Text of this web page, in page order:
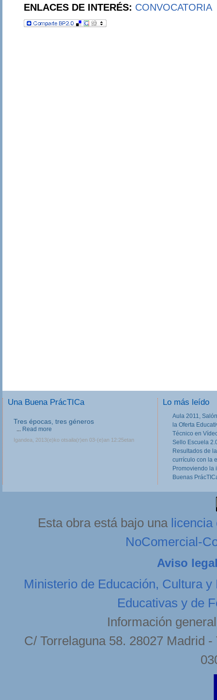
ENLACES DE INTERÉS: CONVOCATORIA
Una Buena PrácTICa
Tres épocas, tres géneros
... Read more
Igandea, 2013(e)ko otsaila(r)en 03-(e)an 12:25etan
Lo más leído
Aula 2011,
la Oferta
Técnico en
Sello Escuela
Resultados de
currículo con la
Promoviendo la
Buenas
Esta obra está bajo una licencia
NoComercial-
Aviso
Ministerio de Educación, Cultura y
Educativas y de
Información
C/ Torrelaguna 58. 28027 Madrid